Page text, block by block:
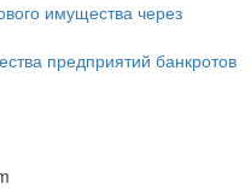
имущества через
предприятий банкротов